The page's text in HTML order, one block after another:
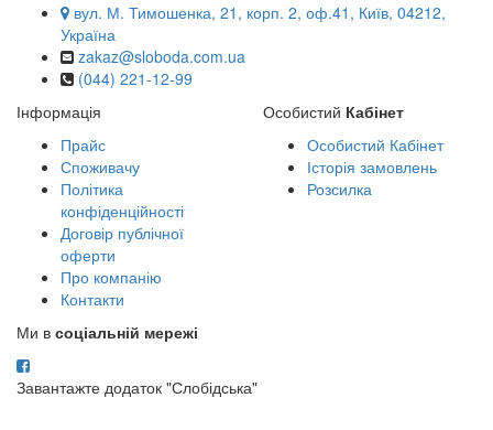
вул. М. Тимошенка, 21, корп. 2, оф.41, Київ, 04212,
Україна
zakaz@sloboda.com.ua
(044) 221-12-99
Інформація
Прайс
Споживачу
Політика
конфіденційності
Договір публічної
оферти
Про компанію
Контакти
Особистий Кабінет
Особистий Кабінет
Історія замовлень
Розсилка
Ми в соціальній мережі
Завантажте додаток "Слобідська"